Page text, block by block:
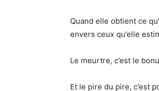
Quand elle obtient ce
envers ceux qu’elle
Le meurtre, c’est le
Et le pire du pire, c’est